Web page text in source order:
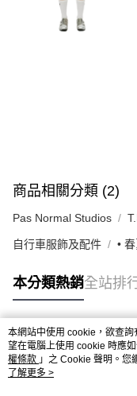
商品相關分類 (2)
Pas Normal Studios
自行車服飾及配件 •
本分類熱銷全站排
熱門標籤
本網站中使用 cookie，欲查
望在電腦上使用 cookie 時應
權條款 」之 Cookie 聲明。您
用條款之 Cookie 聲明使用
了解更多 >